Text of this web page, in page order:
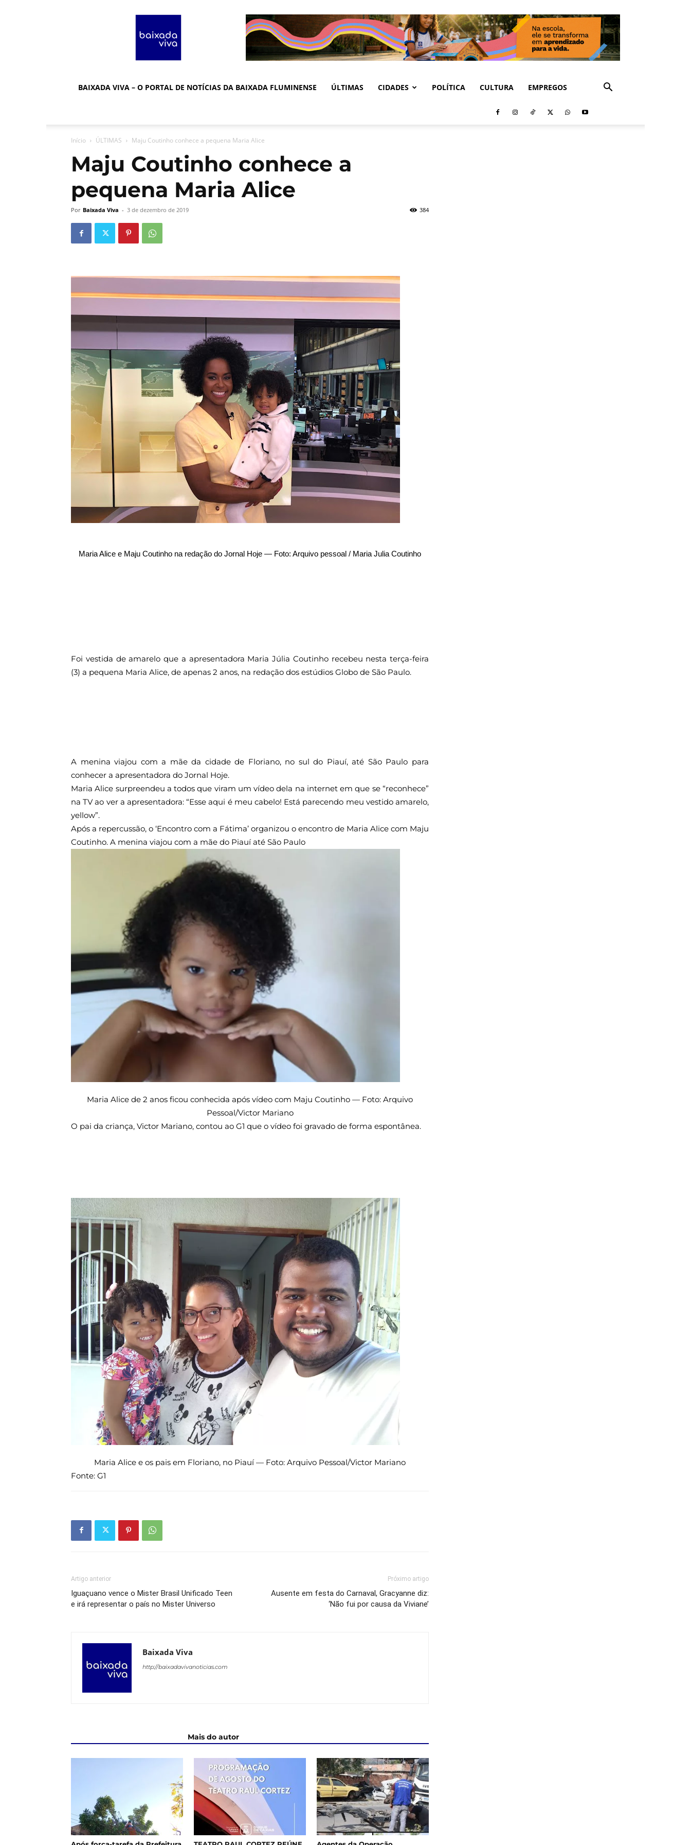
Viva
BAIXADA VIVA – O PORTAL DE NOTÍCIAS DA BAIXADA FLUMINENSE ÚLTIMAS CIDADES POLÍTICA CULTURA EMPREGOS
Início ÚLTIMAS Maju Coutinho conhece a pequena Maria Alice
Maju Coutinho conhece a
pequena Maria Alice
Por Baixada Viva - 3 de dezembro de 2019 384
Maria Alice e Maju Coutinho na redação do Jornal Hoje — Foto: Arquivo pessoal / Maria Julia Coutinho
Foi vestida de amarelo que a apresentadora Maria Júlia Coutinho recebeu nesta terça-feira
(3) a pequena Maria Alice, de apenas 2 anos, na redação dos estúdios Globo de São Paulo.
A menina viajou com a mãe da cidade de Floriano, no sul do Piauí, até São Paulo para
conhecer a apresentadora do Jornal Hoje.
Maria Alice surpreendeu a todos que viram um vídeo dela na internet em que se “reconhece”
na TV ao ver a apresentadora: “Esse aqui é meu cabelo! Está parecendo meu vestido amarelo,
yellow”.
Após a repercussão, o ‘Encontro com a Fátima’ organizou o encontro de Maria Alice com Maju
Coutinho. A menina viajou com a mãe do Piauí até São Paulo
Maria Alice de 2 anos ficou conhecida após vídeo com Maju Coutinho — Foto: Arquivo
Pessoal/Victor Mariano
O pai da criança, Victor Mariano, contou ao G1 que o vídeo foi gravado de forma espontânea.
Maria Alice e os pais em Floriano, no Piauí — Foto: Arquivo Pessoal/Victor Mariano
Fonte: G1
Artigo anterior
Iguaçuano vence o Mister Brasil Unificado Teen
e irá representar o país no Mister Universo
Próximo artigo
Ausente em festa do Carnaval, Gracyanne diz:
‘Não fui por causa da Viviane’
Baixada Viva
http://baixadavivanoticias.com
Mais do autor